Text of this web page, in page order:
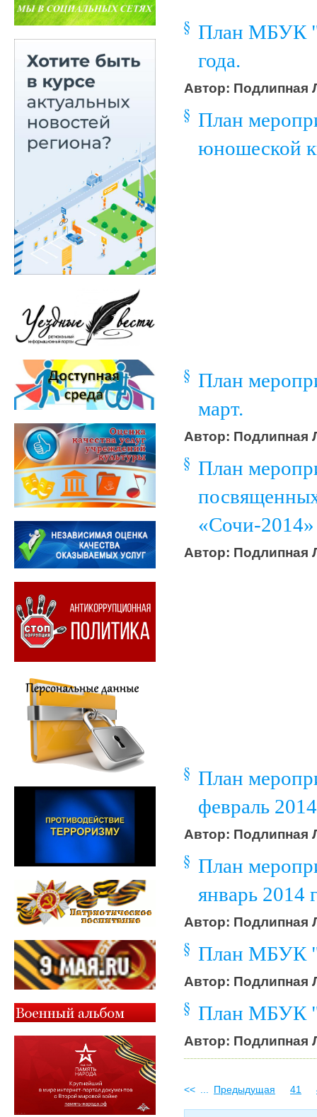
План МБУК
года.
Автор: Подлипная
План
юношеской
План
март.
Автор: Подлипная
План
«Сочи-2014»
Автор: Подлипная
План
февраль
Автор: Подлипная
План
январь 2014
Автор: Подлипная
План МБУК
Автор: Подлипная
План МБУК
Автор: Подлипная
<< Предыдущая 41